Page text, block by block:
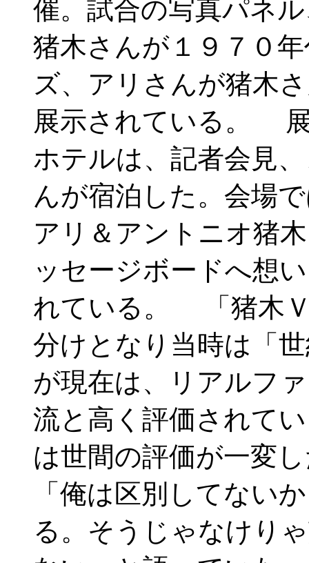
催。試合の写真パネ
猪木さんが１９７０
ズ、アリさんが猪木
展示されている。
ホテルは、記者会見
んが宿泊した。会場
アリ＆アントニオ猪
ッセージボードへ想
れている。 「猪木
分けとなり当時は「
が現在は、リアルフ
流と高く評価されて
は世間の評価が一変
「俺は区別してない
る。そうじゃなけり